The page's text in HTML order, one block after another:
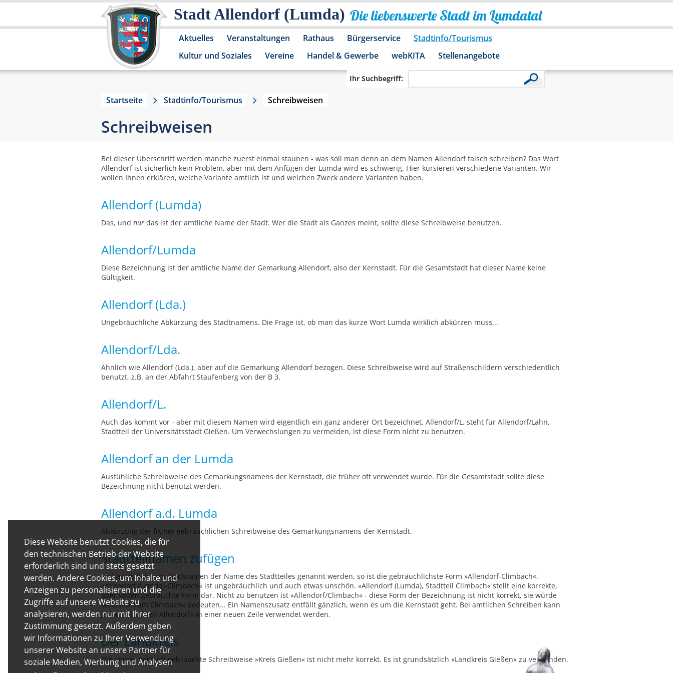
Diese Website benutzt Cookies, die für
den technischen Betrieb der Website
erforderlich sind und stets gesetzt
werden. Andere Cookies, um Inhalte und
Anzeigen zu personalisieren und die
Zugriffe auf unsere Website zu
analysieren, werden nur mit Ihrer
Zustimmung gesetzt. Außerdem geben
wir Informationen zu Ihrer Verwendung
unserer Website an unsere Partner für
soziale Medien, Werbung und Analysen
Stadt Allendorf (Lumda) Die liebenswerte Stadt im Lumdatal
Aktuelles Veranstaltungen Rathaus Bürgerservice
Stadtinfo/Tourismus
Kultur und Soziales
Vereine Handel & Gewerbe webKITA Stellenangebote
Ihr Suchbegriff:
Startseite Stadtinfo/Tourismus Schreibweisen
Schreibweisen
Bei dieser Überschrift werden manche zuerst einmal staunen - was soll man denn an dem Namen Allendorf falsch schreiben? Das Wort
Allendorf ist sicherlich kein Problem, aber mit dem Anfügen der Lumda wird es schwierig. Hier kursieren verschiedene Varianten. Wir
wollen Ihnen erklären, welche Variante amtlich ist und welchen Zweck andere Varianten haben.
Allendorf (Lumda)
Das, und nur das ist der amtliche Name der Stadt. Wer die Stadt als Ganzes meint, sollte diese Schreibweise benutzen.
Allendorf/Lumda
Diese Bezeichnung ist der amtliche Name der Gemarkung Allendorf, also der Kernstadt. Für die Gesamtstadt hat dieser Name keine
Gültigkeit.
Allendorf (Lda.)
Ungebräuchliche Abkürzung des Stadtnamens. Die Frage ist, ob man das kurze Wort Lumda wirklich abkürzen muss...
Allendorf/Lda.
Ähnlich wie Allendorf (Lda.), aber auf die Gemarkung Allendorf bezogen. Diese Schreibweise wird auf Straßenschildern verschiedentlich
benutzt, z.B. an der Abfahrt Staufenberg von der B 3.
Allendorf/L.
Auch das kommt vor - aber mit diesem Namen wird eigentlich ein ganz anderer Ort bezeichnet. Allendorf/L. steht für Allendorf/Lahn,
Stadtteil der Universitätsstadt Gießen. Um Verwechslungen zu vermeiden, ist diese Form nicht zu benutzen.
Allendorf an der Lumda
Ausfühliche Schreibweise des Gemarkungsnamens der Kernstadt, die früher oft verwendet wurde. Für die Gesamtstadt sollte diese
Bezeichnung nicht benutzt werden.
Allendorf a.d. Lumda
Abkürzung der früher gebräuchlichen Schreibweise des Gemarkungsnamens der Kernstadt.
Stadtteilnamen zufügen
Soll zusätzlich zum Stadtnamen der Name des Stadtteiles genannt werden, so ist die gebräuchlichste Form »Allendorf-Climbach«.
»Allendorf (Lumda)-Climbach« ist ungebräuchlich und auch etwas unschön. »Allendorf (Lumda), Stadtteil Climbach« stellt eine korrekte,
aber selten gebrauchte Form dar. Nicht zu benutzen ist »Allendorf/Climbach« - diese Form der Bezeichnung ist nicht korrekt, sie würde
»Allendorf am Climbach« bedeuten... Ein Namenszusatz entfällt gänzlich, wenn es um die Kernstadt geht. Bei amtlichen Schreiben kann
jedoch »Stadtteil Allendorf« in einer neuen Zeile verwendet werden.
Der Landkreis
Die immer noch oft gebrauchte Schreibweise »Kreis Gießen« ist nicht mehr korrekt. Es ist grundsätzlich »Landkreis Gießen« zu verwenden.